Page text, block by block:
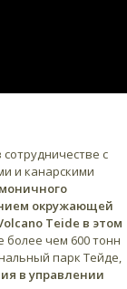
с
и канарскими
окружающей
Teide в этом
более чем 600 тонн
парк Тейде,
в управлении